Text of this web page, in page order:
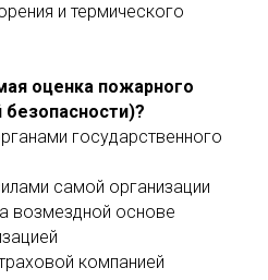
и термического
оценка пожарного
государственного
самой организации
возмездной основе
компанией